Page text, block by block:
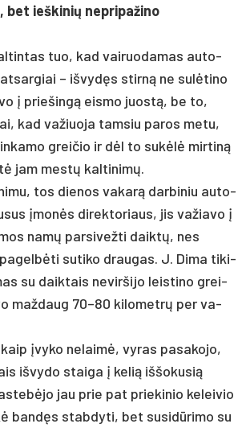
bet ieš­ki­nių ne­pri­pa­ži­no
tuo, kad vai­ruo­da­mas au­to­
– iš­vydęs stirną ne sulė­ti­no
į prie­šingą eis­mo juostą, be to,
kad va­žiuo­ja tam­siu pa­ros me­tu,
grei­čio ir dėl to su­kėlė mir­tiną
jam mestų kal­ti­nimų.
tos die­nos va­karą dar­bi­niu au­to­
įmonės di­rek­to­riaus, jis va­žia­vo į
namų par­si­vež­ti daiktų, nes
su­ti­ko drau­gas. J. Di­ma ti­ki­
su daik­tais ne­vir­ši­jo leis­ti­no grei­
maž­daug 70–80 ki­lo­metrų per va­
įvy­ko ne­laimė, vy­ras pa­sa­ko­jo,
iš­vy­do stai­ga į ke­lią iš­šo­ku­sią
jau prie pat prie­ki­nio ke­lei­vio
bandęs stab­dy­ti, bet su­si­dūri­mo su